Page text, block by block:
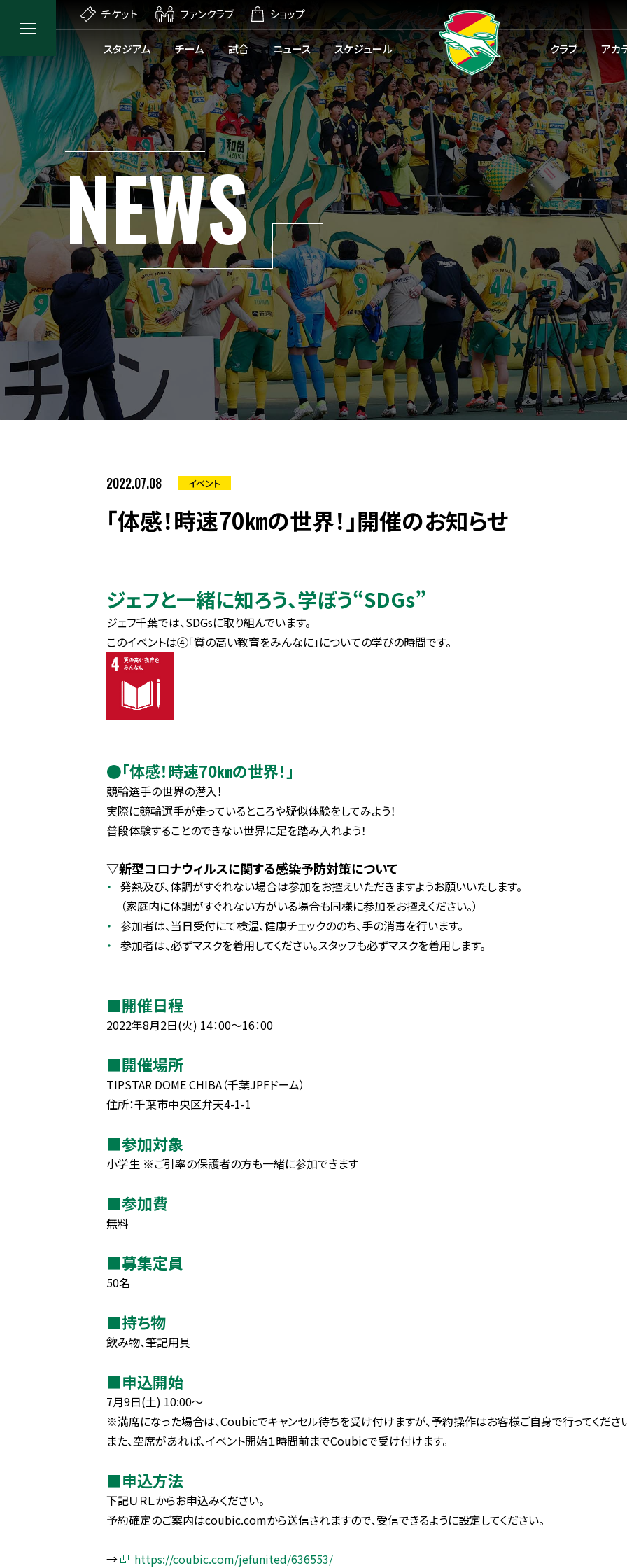
チケット ファンクラブ ショップ
スタジアム チーム 試合 ニュース スケジュール クラブ アカ
NEWS
2022.07.08 イベント
「体感！時速70㎞の世界！」開催のお知らせ
ジェフと一緒に知ろう、学ぼう“SDGs”
ジェフ千葉では、SDGsに取り組んでいます。
このイベントは④「質の高い教育をみんなに」についての学びの時間です。
●「体感！時速70㎞の世界！」
競輪選手の世界の潜入！
実際に競輪選手が走っているところや疑似体験をしてみよう！
普段体験することのできない世界に足を踏み入れよう！
▽新型コロナウィルスに関する感染予防対策について
発熱及び、体調がすぐれない場合は参加をお控えいただきますようお願いいたします。
（家庭内に体調がすぐれない方がいる場合も同様に参加をお控えください。）
参加者は、当日受付にて検温、健康チェックののち、手の消毒を行います。
参加者は、必ずマスクを着用してください。スタッフも必ずマスクを着用します。
■開催日程
2022年8月2日(火) 14：00～16：00
■開催場所
TIPSTAR DOME CHIBA（千葉JPFドーム）
住所：千葉市中央区弁天4-1-1
■参加対象
小学生 ※ご引率の保護者の方も一緒に参加できます
■参加費
無料
■募集定員
50名
■持ち物
飲み物、筆記用具
■申込開始
7月9日(土) 10:00～
※満席になった場合は、Coubicでキャンセル待ちを受け付けますが、予約操作はお客様ご自身で行ってくださ
また、空席があれば、イベント開始１時間前までCoubicで受け付けます。
■申込方法
下記ＵＲＬからお申込みください。
予約確定のご案内はcoubic.comから送信されますので、受信できるように設定してください。
→ https://coubic.com/jefunited/636553/